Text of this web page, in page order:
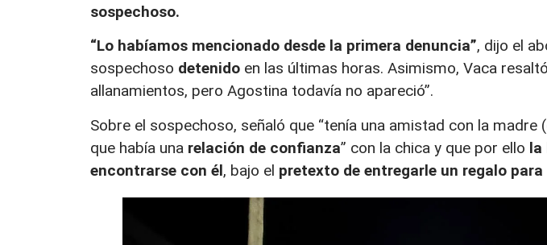
sospechoso.
“Lo habíamos mencionado desde la primera denuncia”, dijo el
sospechoso detenido en las últimas horas. Asimismo, Vaca
allanamientos, pero Agostina todavía no apareció”.
Sobre el sospechoso, señaló que “tenía una amistad con la madre
que había una relación de confianza” con la chica y que por ello la
encontrarse con él, bajo el pretexto de entregarle un regalo para